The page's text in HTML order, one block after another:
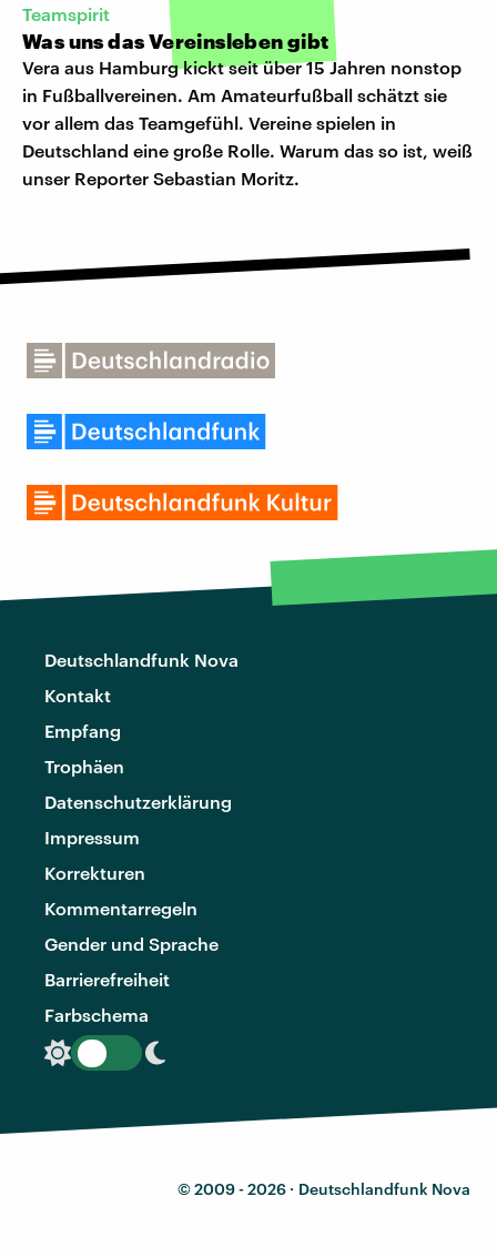
Teamspirit
Was uns das Vereinsleben gibt
Vera aus Hamburg kickt seit über 15 Jahren nonstop
in Fußballvereinen. Am Amateurfußball schätzt sie
vor allem das Teamgefühl. Vereine spielen in
Deutschland eine große Rolle. Warum das so ist, weiß
unser Reporter Sebastian Moritz.
Deutschlandfunk Nova
Kontakt
Empfang
Trophäen
Datenschutzerklärung
Impressum
Korrekturen
Kommentarregeln
Gender und Sprache
Barrierefreiheit
Farbschema
© 2009 - 2026 · Deutschlandfunk Nova